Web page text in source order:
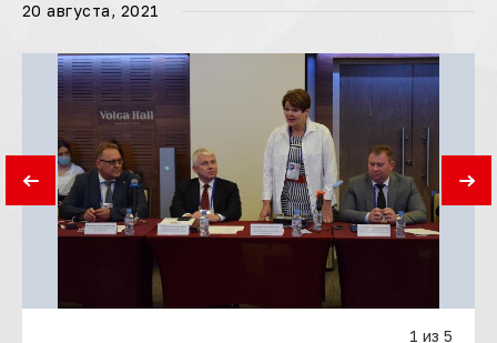
20 августа, 2021
1 из 5